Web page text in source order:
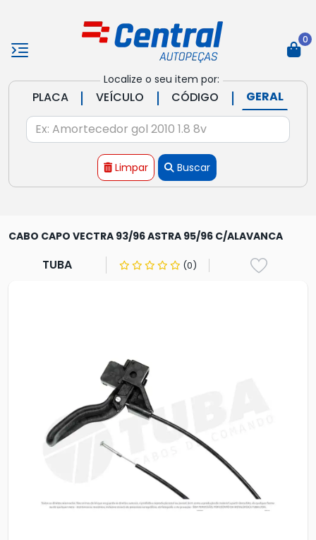
Localize o seu item por:
PLACA | VEÍCULO | CÓDIGO | GERAL
Limpar Buscar
0
CABO CAPO VECTRA 93/96 ASTRA 95/96 C/ALAVANCA
TUBA (0)